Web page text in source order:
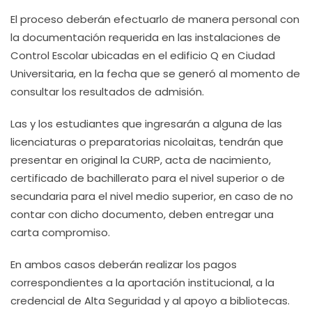
El proceso deberán efectuarlo de manera personal con
la documentación requerida en las instalaciones de
Control Escolar ubicadas en el edificio Q en Ciudad
Universitaria, en la fecha que se generó al momento de
consultar los resultados de admisión.
Las y los estudiantes que ingresarán a alguna de las
licenciaturas o preparatorias nicolaitas, tendrán que
presentar en original la CURP, acta de nacimiento,
certificado de bachillerato para el nivel superior o de
secundaria para el nivel medio superior, en caso de no
contar con dicho documento, deben entregar una
carta compromiso.
En ambos casos deberán realizar los pagos
correspondientes a la aportación institucional, a la
credencial de Alta Seguridad y al apoyo a bibliotecas.